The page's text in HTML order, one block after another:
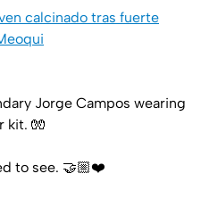
calcinado tras fuerte
Jorge Campos wearing
kit. 🧤
to see. 🤝🏼❤️